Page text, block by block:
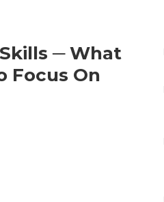
─ What
Focus On